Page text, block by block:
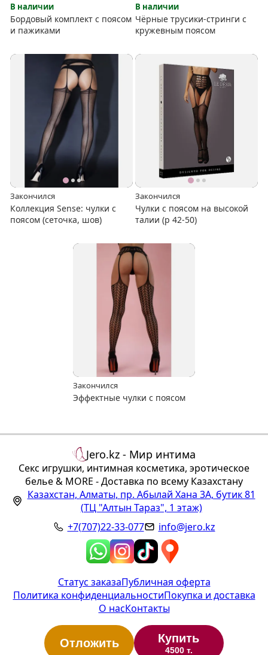
Отложить Купить
4500 т.
В наличии
Бордовый комплект с поясом
и пажиками
В наличии
Чёрные трусики-стринги с
кружевным поясом
Закончился
Коллекция Sense: чулки с
поясом (сеточка, шов)
Закончился
Чулки с поясом на высокой
талии (р 42-50)
Закончился
Эффектные чулки с поясом
Jero.kz - Мир интима
Секс игрушки, интимная косметика, эротическое
белье & MORE - Доставка по всему Казахстану
Казахстан, Алматы, пр. Абылай Хана 3А, бутик 81
(ТЦ "Алтын Тараз", 1 этаж)
+7(707)22-33-077
info@jero.kz
Статус заказаПубличная оферта
Политика конфиденциальностиПокупка и доставка
О насКонтакты